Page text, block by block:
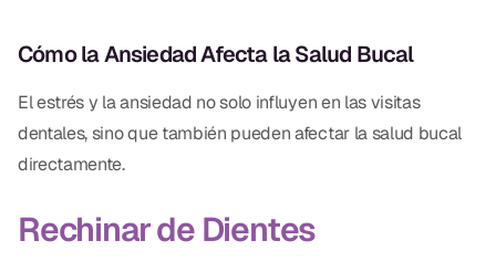
Cómo la Ansiedad Afecta la Salud Bucal
El estrés y la ansiedad no solo influyen en las visitas
dentales, sino que también pueden afectar la salud bucal
directamente.
Rechinar de Dientes